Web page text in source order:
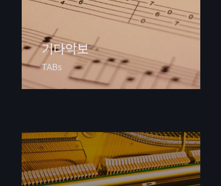
기타악보
TABs